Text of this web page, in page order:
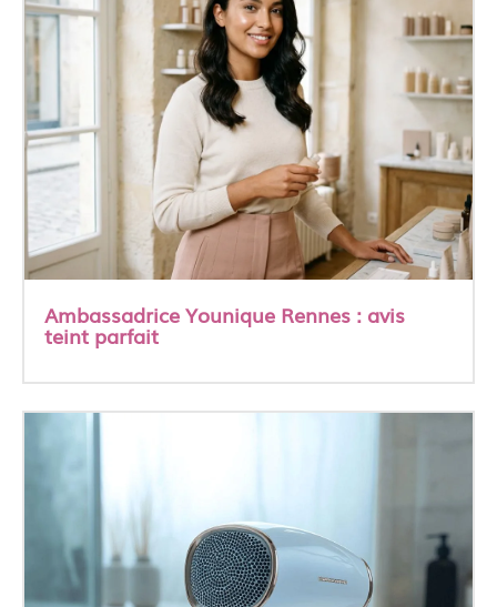
Ambassadrice Younique Rennes : avis
teint parfait